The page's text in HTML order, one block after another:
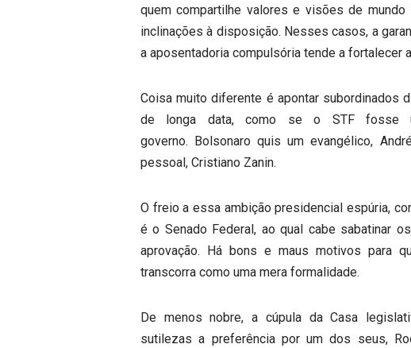
quem compartilhe valores e visões de
inclinações à disposição. Nesses casos, a
a aposentadoria compulsória tende a fortalecer
Coisa muito diferente é apontar subordinados
de longa data, como se o STF fosse
governo. Bolsonaro quis um evangélico,
pessoal, Cristiano Zanin.
O freio a essa ambição presidencial espúria,
é o Senado Federal, ao qual cabe sabatinar
aprovação. Há bons e maus motivos para
transcorra como uma mera formalidade.
De menos nobre, a cúpula da Casa
sutilezas a preferência por um dos seus,